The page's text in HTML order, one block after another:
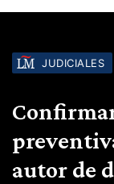
JUDICIALES
autor de